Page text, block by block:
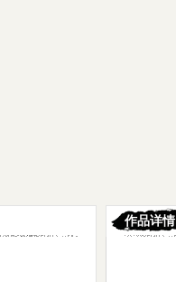
作品详情